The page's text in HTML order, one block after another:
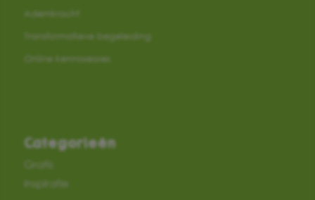
Ademkracht
Transformatieve begeleiding
Online kennissessies
Categorieën
Gratis
Inspiratie